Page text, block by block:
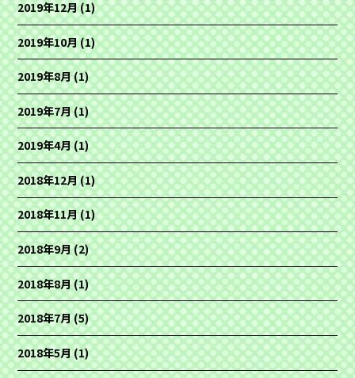
2019年12月(1)
2019年10月(1)
2019年8月(1)
2019年7月(1)
2019年4月(1)
2018年12月(1)
2018年11月(1)
2018年9月(2)
2018年8月(1)
2018年7月(5)
2018年5月(1)